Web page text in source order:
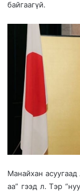
байгаагүй.
Манайхан асуугаад
аа” гээд л. Тэр